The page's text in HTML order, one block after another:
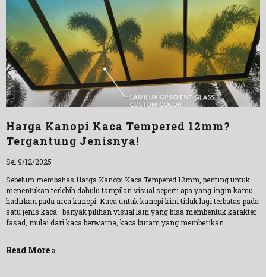
Harga Kanopi Kaca Tempered 12mm?
Tergantung Jenisnya!
Sel 9/12/2025
Sebelum membahas Harga Kanopi Kaca Tempered 12mm, penting untuk
menentukan terlebih dahulu tampilan visual seperti apa yang ingin kamu
hadirkan pada area kanopi. Kaca untuk kanopi kini tidak lagi terbatas pada
satu jenis kaca—banyak pilihan visual lain yang bisa membentuk karakter
fasad, mulai dari kaca berwarna, kaca buram yang memberikan
Read More »